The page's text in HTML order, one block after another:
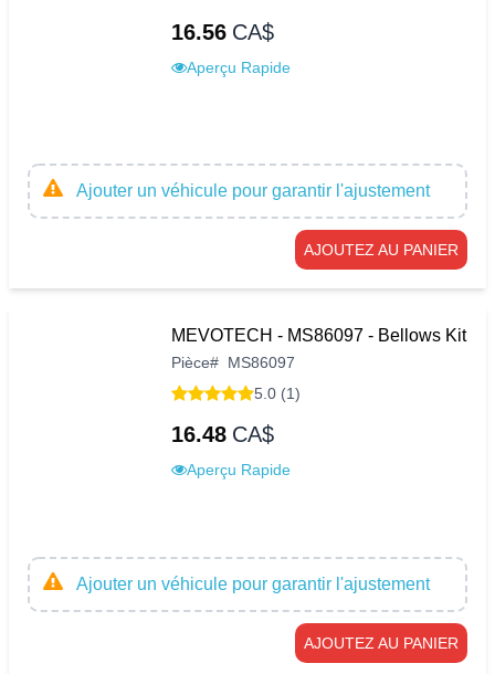
16.56 CA$
Aperçu Rapide
Ajouter un véhicule pour garantir l'ajustement
AJOUTEZ AU PANIER
MEVOTECH - MS86097 - Bellows Kit
Pièce# MS86097
5.0 (1)
16.48 CA$
Aperçu Rapide
Ajouter un véhicule pour garantir l'ajustement
AJOUTEZ AU PANIER